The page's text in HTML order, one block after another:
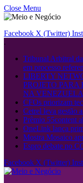
Close Menu
Facebook X (Twitter)
.
Tribunal Arbitral
em processo
LIBERTY
PROJETO
NA VENEZUELA
CFOs priorizam
Cetrel leva gestão
Prêmio 55content
OneLink lança
Mostra Mosaico
Espro debate no
Facebook X (Twitter)